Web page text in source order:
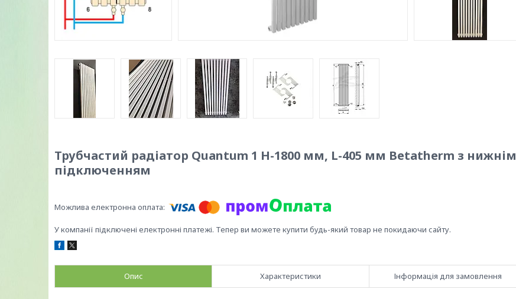
Трубчастий радіатор Quantum 1 H-1800 мм, L-405 мм Betatherm з нижнім
підключенням
У компанії підключені електронні платежі. Тепер ви можете купити будь-який товар не покидаючи сайту.
Опис Характеристики Інформація для замовлення